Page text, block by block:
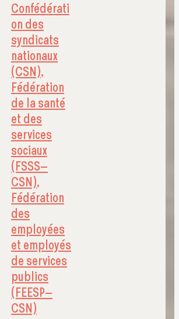
Confédérati
on des
syndicats
nationaux
(CSN),
Fédération
de la santé
et des
services
sociaux
(FSSS–
CSN),
Fédération
des
employées
et employés
de services
publics
(FEESP–
CSN)